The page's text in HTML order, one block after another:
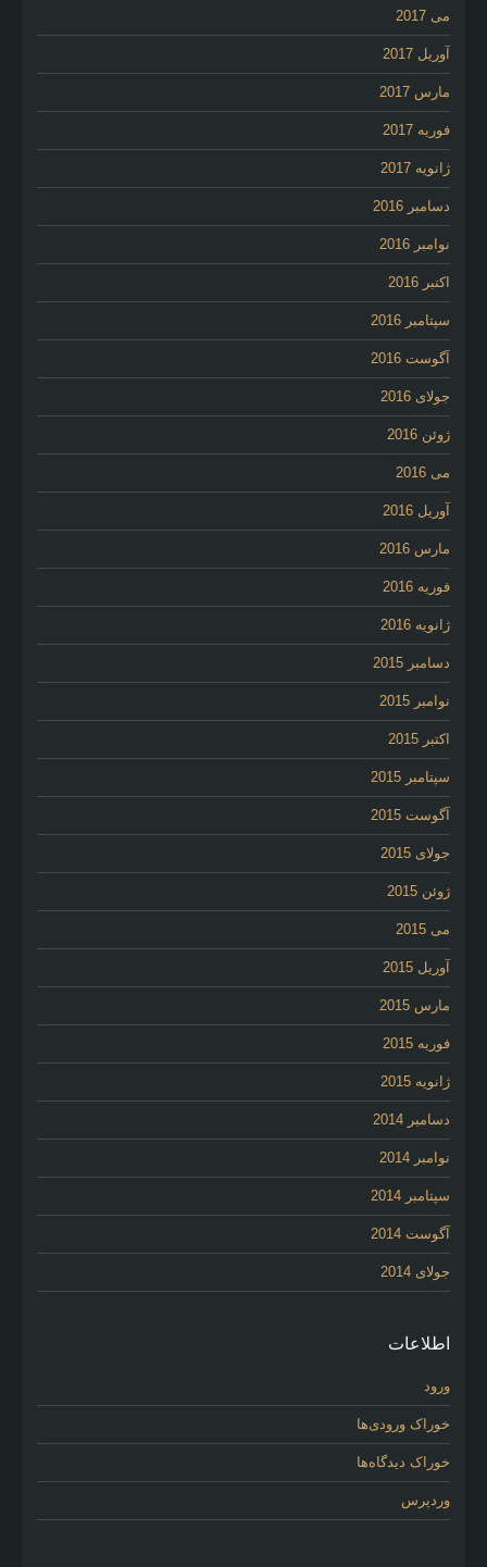
می 2017
آوریل 2017
مارس 2017
فوریه 2017
ژانویه 2017
دسامبر 2016
نوامبر 2016
اکتبر 2016
سپتامبر 2016
آگوست 2016
جولای 2016
ژوئن 2016
می 2016
آوریل 2016
مارس 2016
فوریه 2016
ژانویه 2016
دسامبر 2015
نوامبر 2015
اکتبر 2015
سپتامبر 2015
آگوست 2015
جولای 2015
ژوئن 2015
می 2015
آوریل 2015
مارس 2015
فوریه 2015
ژانویه 2015
دسامبر 2014
نوامبر 2014
سپتامبر 2014
آگوست 2014
جولای 2014
اطلاعات
ورود
خوراک ورودی‌ها
خوراک دیدگاه‌ها
وردپرس